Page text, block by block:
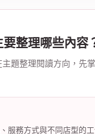
整理哪些內容
題整理閱讀方向，先
服務方式與不同店型的工